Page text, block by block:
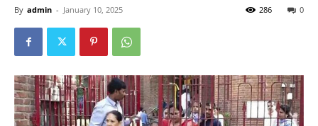
By admin - January 10, 2025 0
286